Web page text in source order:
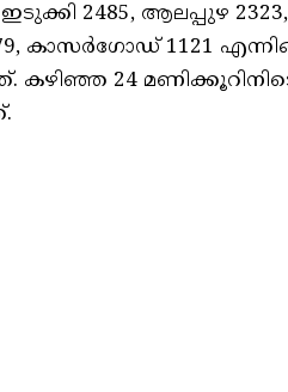
ഇടുക്കി 2485, ആലപ്പുഴ
കാസര്‍ഗോഡ് 1121
കഴിഞ്ഞ 24 മണിക്കൂറിനിടെ